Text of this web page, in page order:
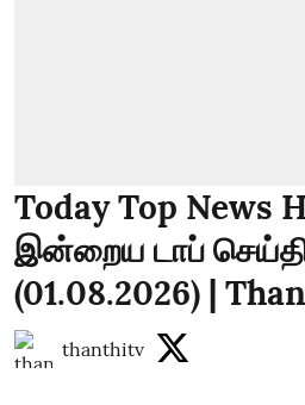
Today Top News
இன்றைய டாப்
(01.08.2026) |
thanthitv